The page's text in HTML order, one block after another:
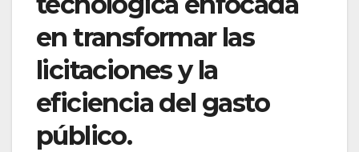
en transformar las
licitaciones y la
eficiencia del gasto
público.